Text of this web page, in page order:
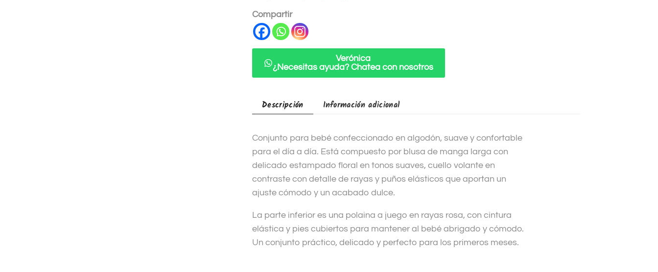
n
a
t
e
Compartir
Verónica
¿Necesitas ayuda? Chatea con nosotros
Descripción Información adicional
Conjunto para bebé confeccionado en algodón, suave y confortable
para el día a día. Está compuesto por blusa de manga larga con
delicado estampado floral en tonos suaves, cuello volante en
contraste con detalle de rayas y puños elásticos que aportan un
ajuste cómodo y un acabado dulce.
La parte inferior es una polaina a juego en rayas rosa, con cintura
elástica y pies cubiertos para mantener al bebé abrigado y cómodo.
Un conjunto práctico, delicado y perfecto para los primeros meses.